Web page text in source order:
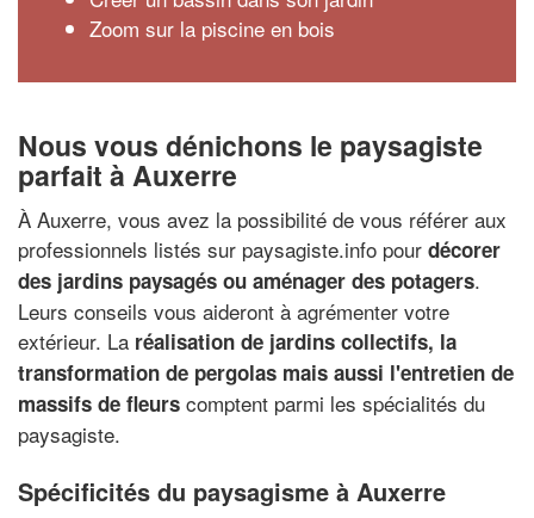
Zoom sur la piscine en bois
Nous vous dénichons le paysagiste
parfait à Auxerre
À Auxerre, vous avez la possibilité de vous référer aux
professionnels listés sur paysagiste.info pour décorer
des jardins paysagés ou aménager des potagers.
Leurs conseils vous aideront à agrémenter votre
extérieur. La réalisation de jardins collectifs, la
transformation de pergolas mais aussi l'entretien de
massifs de fleurs comptent parmi les spécialités du
paysagiste.
Spécificités du paysagisme à Auxerre